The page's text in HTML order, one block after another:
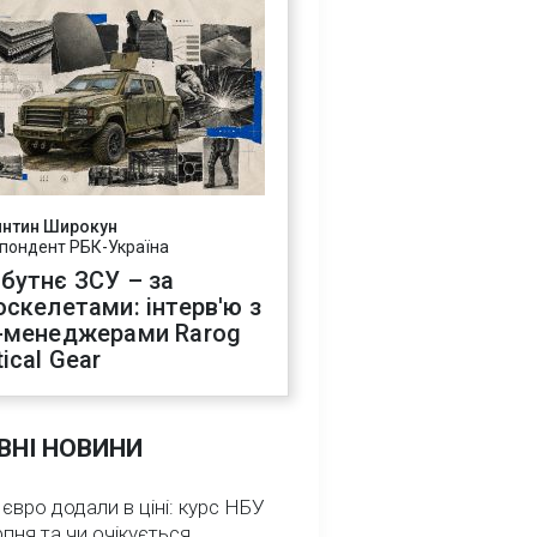
Широкун
РБК-Україна
ЗСУ – за
інтерв'ю з
Rarog
Gear
НОВИНИ
додали в ціні: курс НБУ